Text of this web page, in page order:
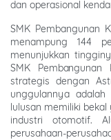
dan operasional
SMK Pembangunan
menampung 144
menunjukkan
SMK
strategis dengan
unggulannya adalah
lulusan memiliki
industri otomotif.
perusahaan-